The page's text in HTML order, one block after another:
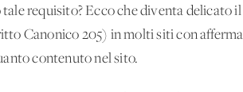
requisito? Ecco che diventa delicato
Canonico 205) in molti siti con
contenuto nel sito.